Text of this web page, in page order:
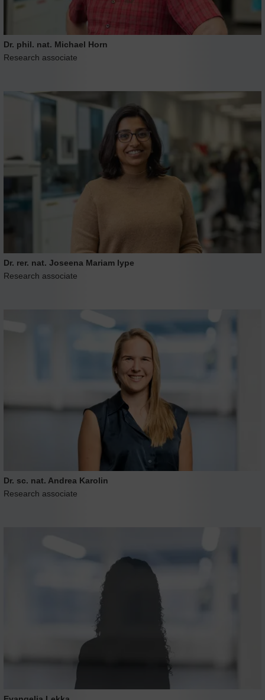
Dr. phil. nat. Michael Horn
Research associate
Dr. rer. nat. Joseena Mariam Iype
Research associate
Dr. sc. nat. Andrea Karolin
Research associate